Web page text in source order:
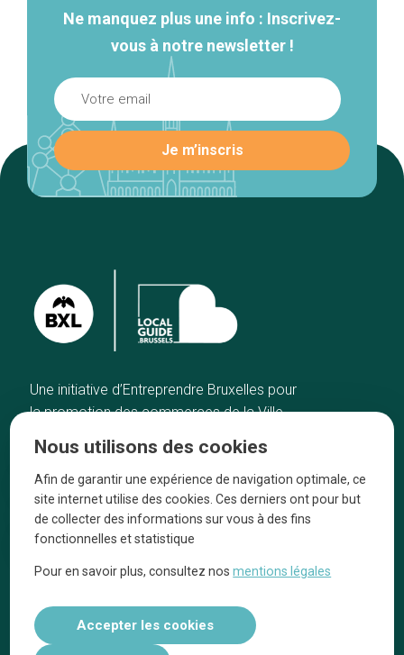
Ne manquez plus une info : Inscrivez-
vous à notre newsletter !
Une initiative d’Entreprendre Bruxelles pour
la promotion des commerces de la Ville
Accueil
Bonnes adresses
Quartiers
Blog
Tops 10
Artisans
A propos
On parle de nous
Nous utilisons des cookies
Afin de garantir une expérience de navigation optimale, ce
site internet utilise des cookies. Ces derniers ont pour but
de collecter des informations sur vous à des fins
fonctionnelles et statistique
Pour en savoir plus, consultez nosmentions légales
Accepter les cookies